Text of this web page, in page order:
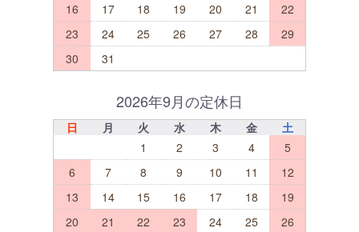
16
17 18 19 20 21
22
23
24 25 26 27 28
29
30
31
2026年9月の定休日
日 月 火 水 木 金
土
1
2 3 4
5
6
7 8 9 10 11
12
13
14 15 16 17 18
19
20
21 22 23 24 25 26